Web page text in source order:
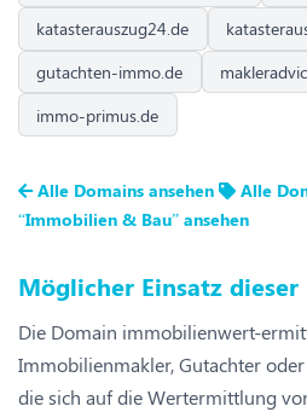
katasterauszug24.de
gutachten-immo.de
immo-primus.de
Alle Domains ansehen
Alle
“Immobilien & Bau” ansehen
Möglicher Einsatz dieser
Die Domain immobilienwert-
Immobilienmakler, Gutachter
die sich auf die Wertermittlung